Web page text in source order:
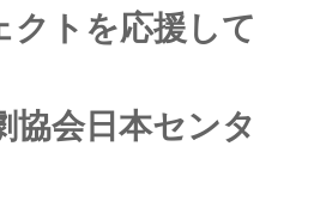
クトを応援して
協会日本センタ